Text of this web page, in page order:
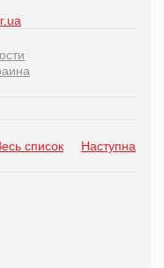
список Наступна